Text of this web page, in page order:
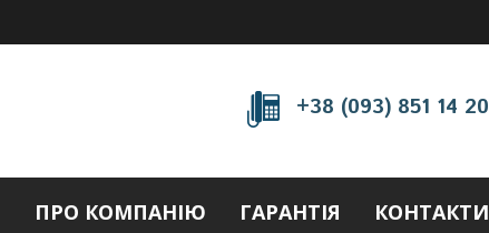
+38 (093) 851 14 20
ПРО КОМПАНІЮ ГАРАНТІЯ КОНТАКТИ